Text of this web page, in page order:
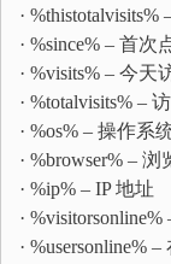
·
· %since% – 首次
· %visits% – 今天
· %totalvisits% –
· %os% – 操作系
· %browser% –
· %ip% – IP 地址
·
· %usersonline%